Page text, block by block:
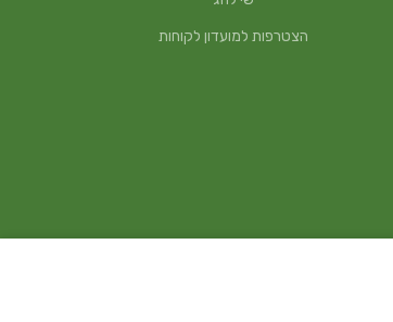
הצטרפות למועדון לקוחות